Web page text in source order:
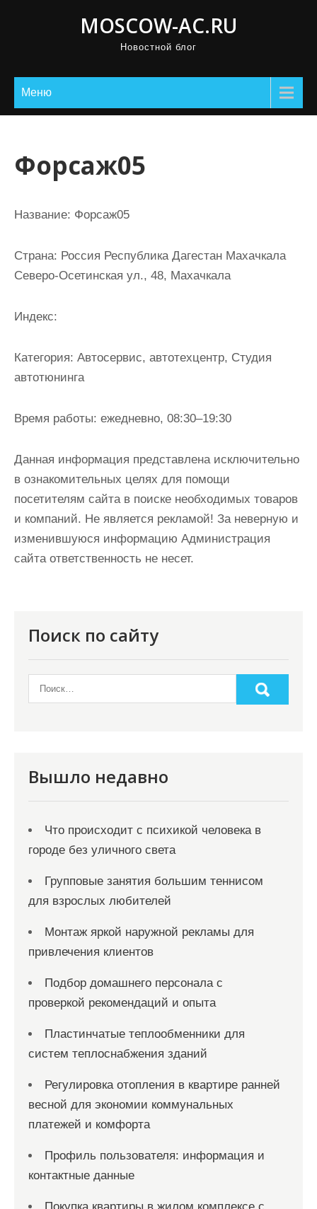
MOSCOW-AC.RU
Новостной блог
Меню
Форсаж05
Название: Форсаж05
Страна: Россия Республика Дагестан Махачкала
Северо-Осетинская ул., 48, Махачкала
Индекс:
Категория: Автосервис, автотехцентр, Студия
автотюнинга
Время работы: ежедневно, 08:30–19:30
Данная информация представлена исключительно
в ознакомительных целях для помощи
посетителям сайта в поиске необходимых товаров
и компаний. Не является рекламой! За неверную и
изменившуюся информацию Администрация
сайта ответственность не несет.
Поиск по сайту
Вышло недавно
Что происходит с психикой человека в
городе без уличного света
Групповые занятия большим теннисом
для взрослых любителей
Монтаж яркой наружной рекламы для
привлечения клиентов
Подбор домашнего персонала с
проверкой рекомендаций и опыта
Пластинчатые теплообменники для
систем теплоснабжения зданий
Регулировка отопления в квартире ранней
весной для экономии коммунальных
платежей и комфорта
Профиль пользователя: информация и
контактные данные